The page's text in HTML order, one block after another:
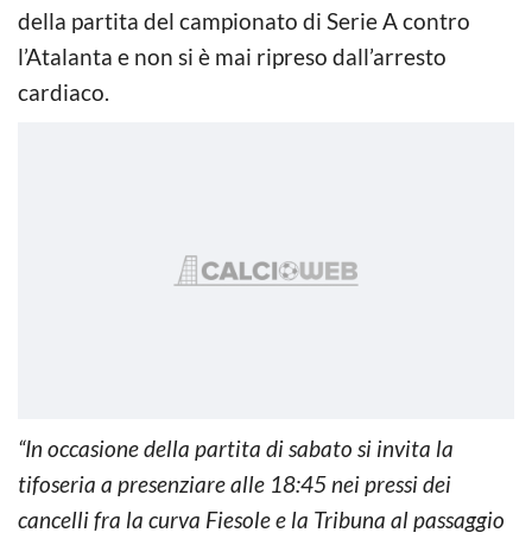
della partita del campionato di Serie A contro
l’Atalanta e non si è mai ripreso dall’arresto
cardiaco.
“In occasione della partita di sabato si invita la
tifoseria a presenziare alle 18:45 nei pressi dei
cancelli fra la curva Fiesole e la Tribuna al passaggio